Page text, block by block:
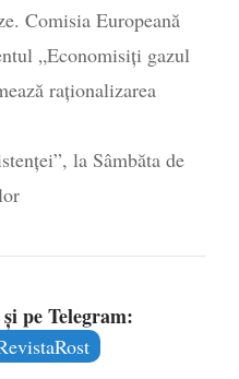
Comisia Europeană
„Economisiți gazul
raționalizarea
la Sâmbăta de
pe Telegram: